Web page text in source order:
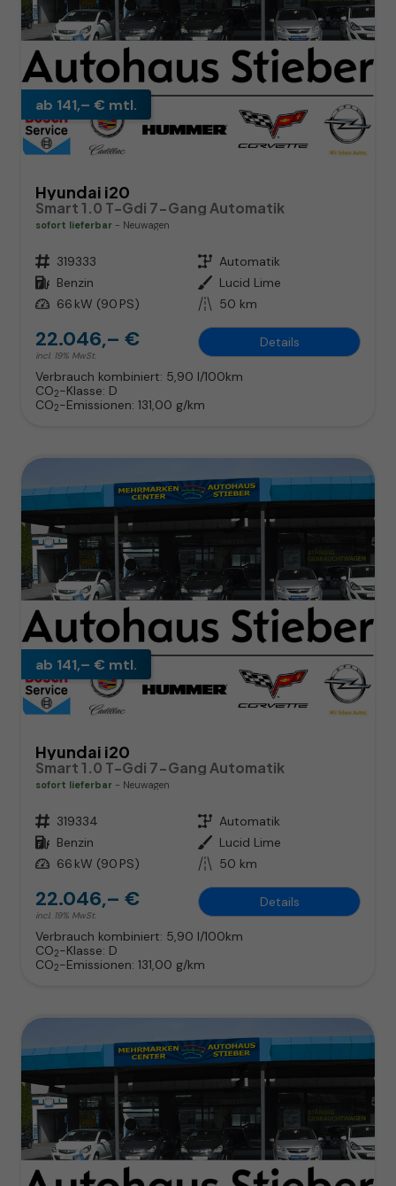
ab 141,– € mtl.
Hyundai i20
Smart 1.0 T-Gdi 7-Gang Automatik
sofort lieferbar Neuwagen
Fahrzeugnr. 319333 Getriebe Automatik
Kraftstoff Benzin Außenfarbe Lucid Lime
Leistung 66 kW (90 PS) Kilometerstand 50 km
22.046,– €
incl. 19% MwSt.
Details
Verbrauch kombiniert: 5,90 l/100km
CO2-Klasse: D
CO2-Emissionen: 131,00 g/km
ab 141,– € mtl.
Hyundai i20
Smart 1.0 T-Gdi 7-Gang Automatik
sofort lieferbar Neuwagen
Fahrzeugnr. 319334 Getriebe Automatik
Kraftstoff Benzin Außenfarbe Lucid Lime
Leistung 66 kW (90 PS) Kilometerstand 50 km
22.046,– €
incl. 19% MwSt.
Details
Verbrauch kombiniert: 5,90 l/100km
CO2-Klasse: D
CO2-Emissionen: 131,00 g/km